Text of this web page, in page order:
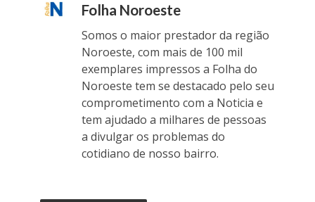
Folha Noroeste
Somos o maior prestador da região
Noroeste, com mais de 100 mil
exemplares impressos a Folha do
Noroeste tem se destacado pelo seu
comprometimento com a Noticia e
tem ajudado a milhares de pessoas
a divulgar os problemas do
cotidiano de nosso bairro.